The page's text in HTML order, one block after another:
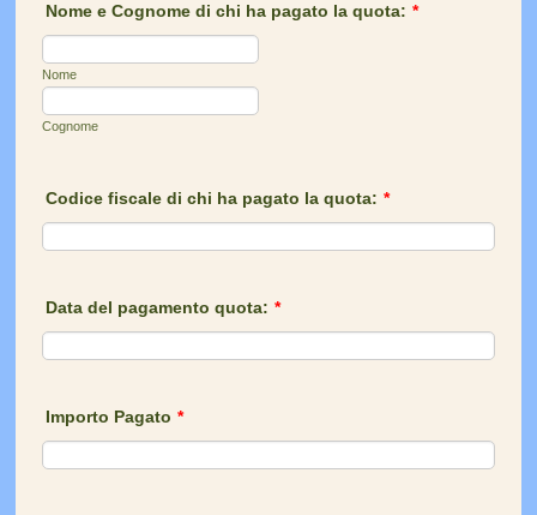
Nome e Cognome di chi ha pagato la quota: *
Nome
Cognome
Codice fiscale di chi ha pagato la quota: *
Data del pagamento quota: *
Importo Pagato *